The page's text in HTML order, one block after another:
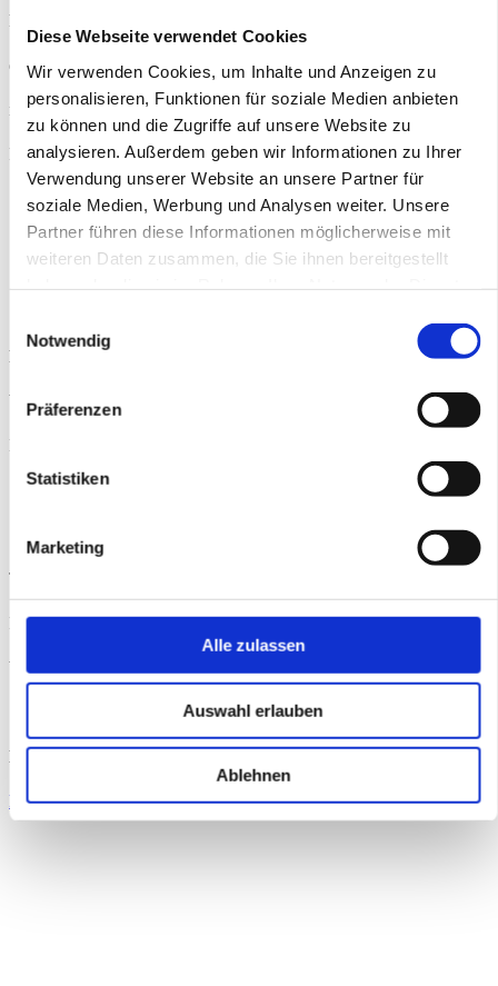
Diese Webseite verwendet Cookies
Wir verwenden Cookies, um Inhalte und Anzeigen zu
personalisieren, Funktionen für soziale Medien anbieten
zu können und die Zugriffe auf unsere Website zu
analysieren. Außerdem geben wir Informationen zu Ihrer
Verwendung unserer Website an unsere Partner für
soziale Medien, Werbung und Analysen weiter. Unsere
Partner führen diese Informationen möglicherweise mit
weiteren Daten zusammen, die Sie ihnen bereitgestellt
Notwendig
Präferenzen
Statistiken
Marketing
Alle zulassen
Auswahl erlauben
Ablehnen
hiervon unberührt. Eine diesbezügliche Haftung ist jedoch erst ab
dem Zeitpunkt der Kenntnis einer konkreten Rechtsverletzung
möglich. Bei Bekanntwerden von entsprechenden
Rechtsverletzungen werden wir diese Inhalte umgehend entfernen.
Konzept, Screendesign, Technische
Realisierung und Betreuung
PETER PAUL AND MARY
Werbeagentur GmbH & Co. KG
Muthesiusstraße 4
12163 Berlin
Tel.: +49 30 236237-0
Fax: +49 30 236237-37
Web:
Manuel Gutjahr Businessfotograf
https://www.manuelgutjahr.de